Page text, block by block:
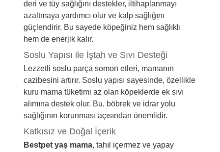
deri ve tüy sağlığını destekler, iltihaplanmayı
azaltmaya yardımcı olur ve kalp sağlığını
güçlendirir. Bu sayede köpeğiniz hem sağlıklı
hem de enerjik kalır.
Soslu Yapısı ile İştah ve Sıvı Desteği
Lezzetli soslu parça somon etleri, mamanın
cazibesini artırır. Soslu yapısı sayesinde, özellikle
kuru mama tüketimi az olan köpeklerde ek sıvı
alımına destek olur. Bu, böbrek ve idrar yolu
sağlığının korunması açısından önemlidir.
Katkısız ve Doğal İçerik
Bestpet yaş mama, tahıl içermez ve yapay